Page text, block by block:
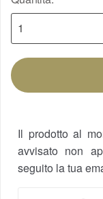
Il prodotto al
avvisato non
seguito la tua